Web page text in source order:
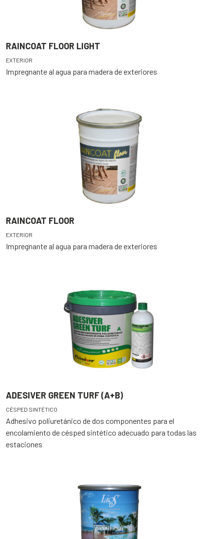
RAINCOAT FLOOR LIGHT
EXTERIOR
Impregnante al agua para madera de exteriores
RAINCOAT FLOOR
EXTERIOR
Impregnante al agua para madera de exteriores
ADESIVER GREEN TURF (A+B)
CÉSPED SINTÉTICO
Adhesivo poliuretánico de dos componentes para el
encolamiento de césped sintético adecuado para todas las
estaciones